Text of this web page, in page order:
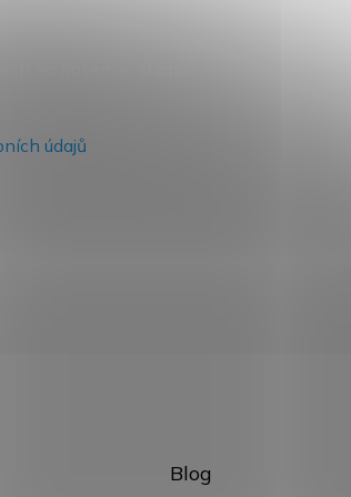
údajů
Blog